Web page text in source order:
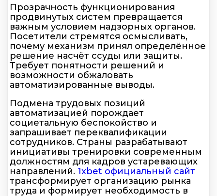
Прозрачность функционирования
продвинутых систем превращается
важным условием надзорных органов.
Посетители стремятся осмысливать,
почему механизм принял определённое
решение насчёт ссуды или защиты.
Требует понятности решений и
возможности обжаловать
автоматизированные выводы.
Подмена трудовых позиций
автоматизацией порождает
социетальную беспокойство и
запрашивает переквалификации
сотрудников. Страны разрабатывают
инициативы тренировки современным
должностям для кадров устаревающих
направлений. 1xbet официальный сайт
трансформирует организацию рынка
труда и формирует необходимость в